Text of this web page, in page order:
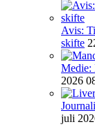
Avis:
skifte
Medie:
2026
juli